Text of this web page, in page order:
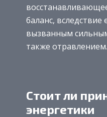
баланс,
вызванным
также отравлением.
Стоит ли
энергетики